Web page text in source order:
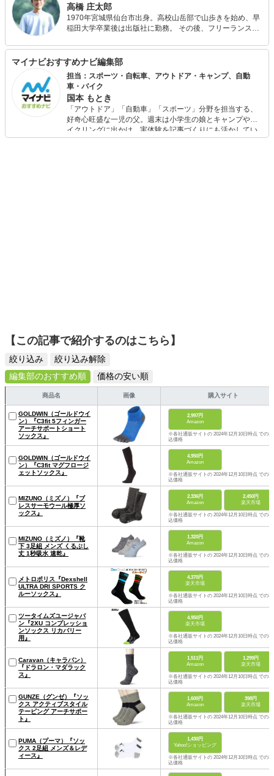
高橋 庄太郎
1970年宮城県仙台市出身。高校山岳部で山歩きを始め、早
稲田大学卒業後は出版社に勤務。 その後、フリーランスの
社）、『テント泊登山の基本』（山と渓谷社）などがあ
り、近年はテレビ番組やイベントへの出演も増えている。
また、アウトドアメーカー各社とのコラボレーションを行
なう自身のブランド「SCREES」を立ち上げ、製品開発に
も取り組んでいる。
マイナビおすすめナビ編集部
担当：スポーツ・自転車、アウトドア・キャンプ、自動
車・バイク
国本 もとき
「アウトドア」「自動車」「スポーツ」分野を担当する、
好奇心旺盛な一児の父。週末は小学生の娘とキャンプやサ
イクリングに出かけ、実体験を記事づくりにも活かしてい
ます。読者の「知りたい」を分かりやすく届けることをモ
【この記事で紹介するのはこちら】
絞り込み
絞り込み解除
編集部のおすすめ順
価格の安い順
商品名 画像 購入サイト
GOLDWIN（ゴールドウイ
ン）『C3fit 5フィンガー
アーチサポートショート
ソックス』
2,997円
Amazon
※各社通販サイトの 2024年12月10日時点 での税
込価格
GOLDWIN（ゴールドウイ
ン）『C3fit マグフロージ
ェットソックス』
4,950円
Amazon
※各社通販サイトの 2024年12月10日時点 での税
込価格
MIZUNO（ミズノ）『ブ
レスサーモウール極厚ソ
ックス』
2,336円
Amazon
2,450円
楽天市場
※各社通販サイトの 2024年12月10日時点 での税
込価格
MIZUNO（ミズノ）『靴
下 3足組 メンズ くるぶし
丈 1秒吸水 速乾』
1,320円
Amazon
※各社通販サイトの 2024年12月10日時点 での税
込価格
メトロポリス『Dexshell
ULTRA DRI SPORTS ク
ルーソックス』
4,370円
楽天市場
※各社通販サイトの 2024年12月10日時点 での税
込価格
ツータイムズユージャパ
ン『2XU コンプレッショ
ンソックス リカバリー
用』
4,950円
楽天市場
※各社通販サイトの 2024年12月10日時点 での税
込価格
Caravan（キャラバン）
『ドラロン・マダラック
ス』
1,511円
Amazon
1,299円
楽天市場
※各社通販サイトの 2024年12月10日時点 での税
込価格
GUNZE（グンゼ）『ソッ
クス アクティブスタイル
テーピング アーチサポー
ト』
1,600円
Amazon
398円
楽天市場
※各社通販サイトの 2024年12月10日時点 での税
込価格
PUMA（プーマ）『ソッ
クス 2足組 メンズ＆レデ
ィース』
1,430円
Yahoo!ショッピング
※各社通販サイトの 2024年12月10日時点 での税
込価格